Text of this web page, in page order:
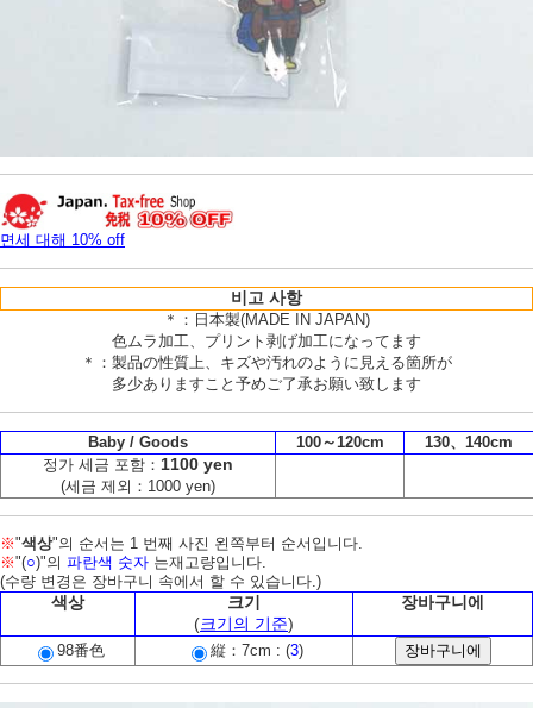
면세 대해 10% off
비고 사항
＊：日本製(MADE IN JAPAN)
色ムラ加工、プリント剥げ加工になってます
＊：製品の性質上、キズや汚れのように見える箇所が
多少ありますこと予めご了承お願い致します
Baby / Goods 100～120cm
130、140cm
정가 세금 포함： 1100 yen
(세금 제외：1000 yen)
※"색상"의 순서는 1 번째 사진 왼쪽부터 순서입니다.
※"(○)"의 파란색 숫자 는재고량입니다.
(수량 변경은 장바구니 속에서 할 수 있습니다.)
색상
크기
(크기의 기준)
장바구니에
98番色 縦：7cm : (3)